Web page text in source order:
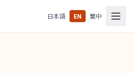
日本語 EN 繁中